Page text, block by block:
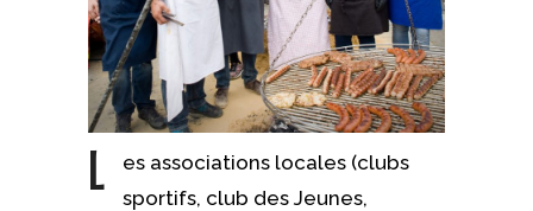
L
es associations locales (clubs
sportifs, club des Jeunes,